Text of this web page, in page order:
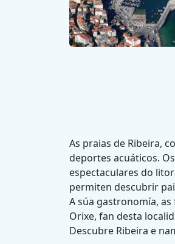
As praias de Ribeira,
deportes acuáticos.
espectaculares do
permiten descubrir
A súa gastronomía,
Orixe, fan desta
Descubre Ribeira e